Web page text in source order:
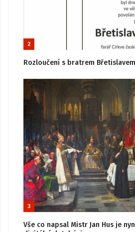
2
Rozloučení s bratrem
3
Vše co napsal Mistr Jan Hus je